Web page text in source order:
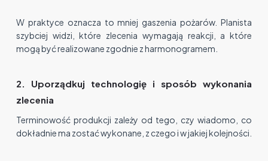
W praktyce oznacza to mniej gaszenia pożarów. Planista
szybciej widzi, które zlecenia wymagają reakcji, a które
mogą być realizowane zgodnie z harmonogramem.
2. Uporządkuj technologię i sposób wykonania
zlecenia
Terminowość produkcji zależy od tego, czy wiadomo, co
dokładnie ma zostać wykonane, z czego i w jakiej kolejności.